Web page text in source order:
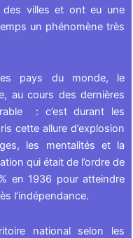
villes et ont eu une
un phénomène très
pays du monde, le
au cours des dernières
: c’est durant les
cette allure d’explosion
les mentalités et la
qui était de l’ordre de
en 1936 pour atteindre
l’indépendance.
national selon les